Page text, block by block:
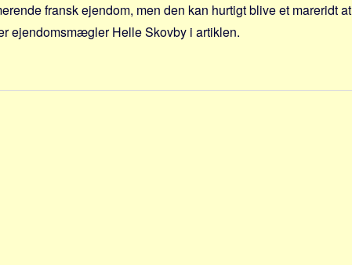
fransk ejendom, men den kan hurtigt blive et mareridt at
ejendomsmægler Helle Skovby i artiklen.